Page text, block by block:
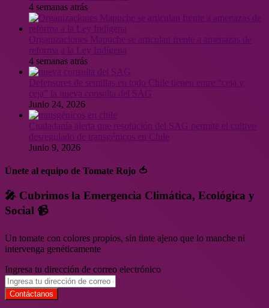
4 semanas atrás
Organizaciones Mapuche se articulan frente a amenazas de
4 semanas atrás
Junio 24, 2026
Ciudadanía alerta que resolución del SAG permite el cultivo
desregulado de transgénicos en Chile
Junio 9, 2026
Únete al equipo de Tomate Rojo 🍅
🎤 Cubrimos la Emergencia Climática, Ecológica y
Social 📹
Un tomate con colores propios, sin tinte ajeno que lo manche ni
intervenga genéticamente
Ingresa tu dirección de correo electrónico